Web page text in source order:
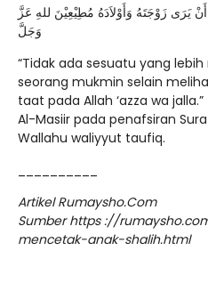
زَوْجَتَهُ وَأَوْلاَدَهُ مُطِيْعِيْنَ للهِ عَزَّ
وَجَلَّ
“Tidak ada sesuatu yang
seorang mukmin selain
taat pada Allah ‘azza wa
Al-Masiir pada penafsiran
Wallahu waliyyut taufiq.
Artikel Rumaysho.Com
Sumber https ://
mencetak-anak-shalih.html